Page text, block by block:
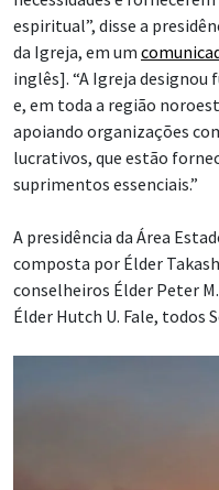
espiritual”, disse a
da Igreja, em um
inglês]. “A Igreja designou
e, em toda a região
apoiando organizações
lucrativos, que estão
suprimentos essenciais.”
A presidência da Área
composta por Élder
conselheiros Élder Peter
Élder Hutch U. Fale, todos